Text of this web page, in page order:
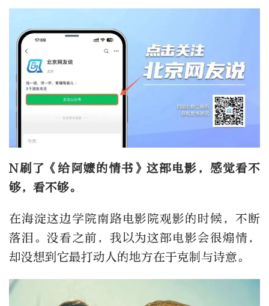
N刷了《给阿嬷的情书》这部电影，感觉看不
够，看不够。
在海淀这边学院南路电影院观影的时候，不断
落泪。没看之前，我以为这部电影会很煽情，
却没想到它最打动人的地方在于克制与诗意。